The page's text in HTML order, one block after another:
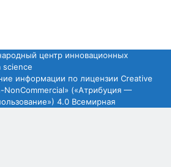
центр инновационных
science
информации по лицензии Creative
NonCommercial» («Атрибуция —
4.0 Всемирная